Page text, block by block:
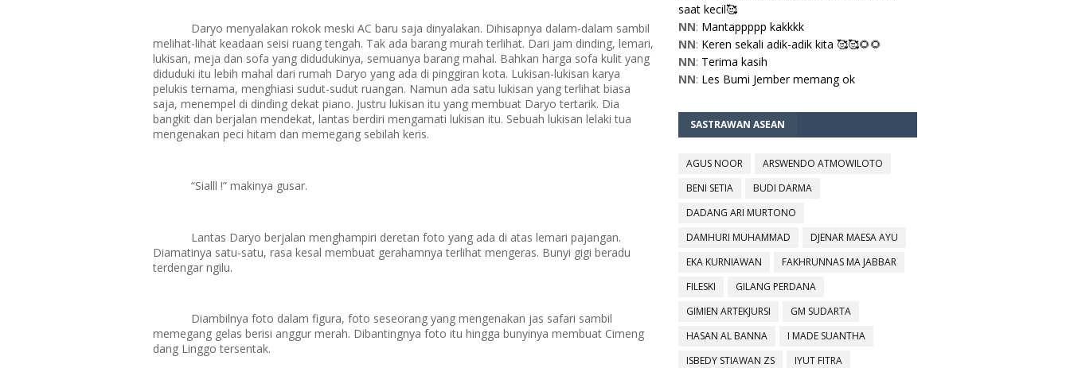
Daryo menyalakan rokok meski AC baru saja dinyalakan. Dihisapnya dalam-dalam sambil
melihat-lihat keadaan seisi ruang tengah. Tak ada barang murah terlihat. Dari jam dinding, lemari,
lukisan, meja dan sofa yang didudukinya, semuanya barang mahal. Bahkan harga sofa kulit yang
diduduki itu lebih mahal dari rumah Daryo yang ada di pinggiran kota. Lukisan-lukisan karya
pelukis ternama, menghiasi sudut-sudut ruangan. Namun ada satu lukisan yang terlihat biasa
saja, menempel di dinding dekat piano. Justru lukisan itu yang membuat Daryo tertarik. Dia
bangkit dan berjalan mendekat, lantas berdiri mengamati lukisan itu. Sebuah lukisan lelaki tua
mengenakan peci hitam dan memegang sebilah keris.
“Sialll !” makinya gusar.
Lantas Daryo berjalan menghampiri deretan foto yang ada di atas lemari pajangan.
Diamatinya satu-satu, rasa kesal membuat gerahamnya terlihat mengeras. Bunyi gigi beradu
terdengar ngilu.
Diambilnya foto dalam figura, foto seseorang yang mengenakan jas safari sambil
memegang gelas berisi anggur merah. Dibantingnya foto itu hingga bunyinya membuat Cimeng
dang Linggo tersentak.
saat kecil🥰
NN: Mantappppp kakkkk
NN: Keren sekali adik-adik kita 🥰🥰🌻🌻
NN: Terima kasih
NN: Les Bumi Jember memang ok
SASTRAWAN ASEAN
AGUS NOOR
ARSWENDO ATMOWILOTO
BENI SETIA
BUDI DARMA
DADANG ARI MURTONO
DAMHURI MUHAMMAD
DJENAR MAESA AYU
EKA KURNIAWAN
FAKHRUNNAS MA JABBAR
FILESKI
GILANG PERDANA
GIMIEN ARTEKJURSI
GM SUDARTA
HASAN AL BANNA
I MADE SUANTHA
ISBEDY STIAWAN ZS
IYUT FITRA